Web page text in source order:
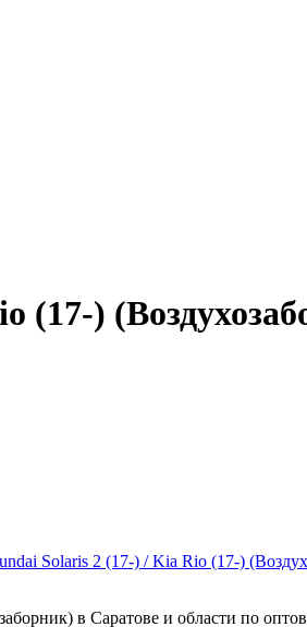
(17-)
в Саратове и области по